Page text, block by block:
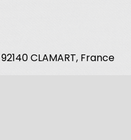
CLAMART, France